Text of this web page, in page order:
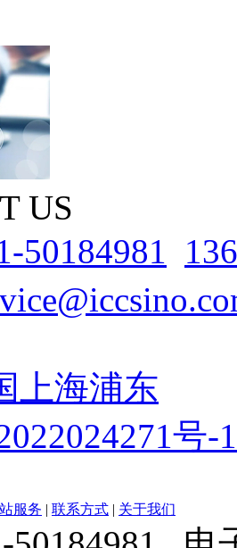
US
50184981
上海浦东
号-1
服务 | 联系方式 | 关于我们